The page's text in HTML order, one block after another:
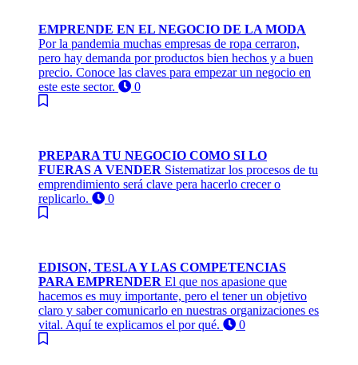
EMPRENDE EN EL NEGOCIO DE LA MODA
Por la pandemia muchas empresas de ropa cerraron,
pero hay demanda por productos bien hechos y a buen
precio. Conoce las claves para empezar un negocio en
este este sector.
0
PREPARA TU NEGOCIO COMO SI LO
FUERAS A VENDER Sistematizar los procesos de tu
emprendimiento será clave pera hacerlo crecer o
replicarlo.
0
EDISON, TESLA Y LAS COMPETENCIAS
PARA EMPRENDER El que nos apasione que
hacemos es muy importante, pero el tener un objetivo
claro y saber comunicarlo en nuestras organizaciones es
vital. Aquí te explicamos el por qué.
0